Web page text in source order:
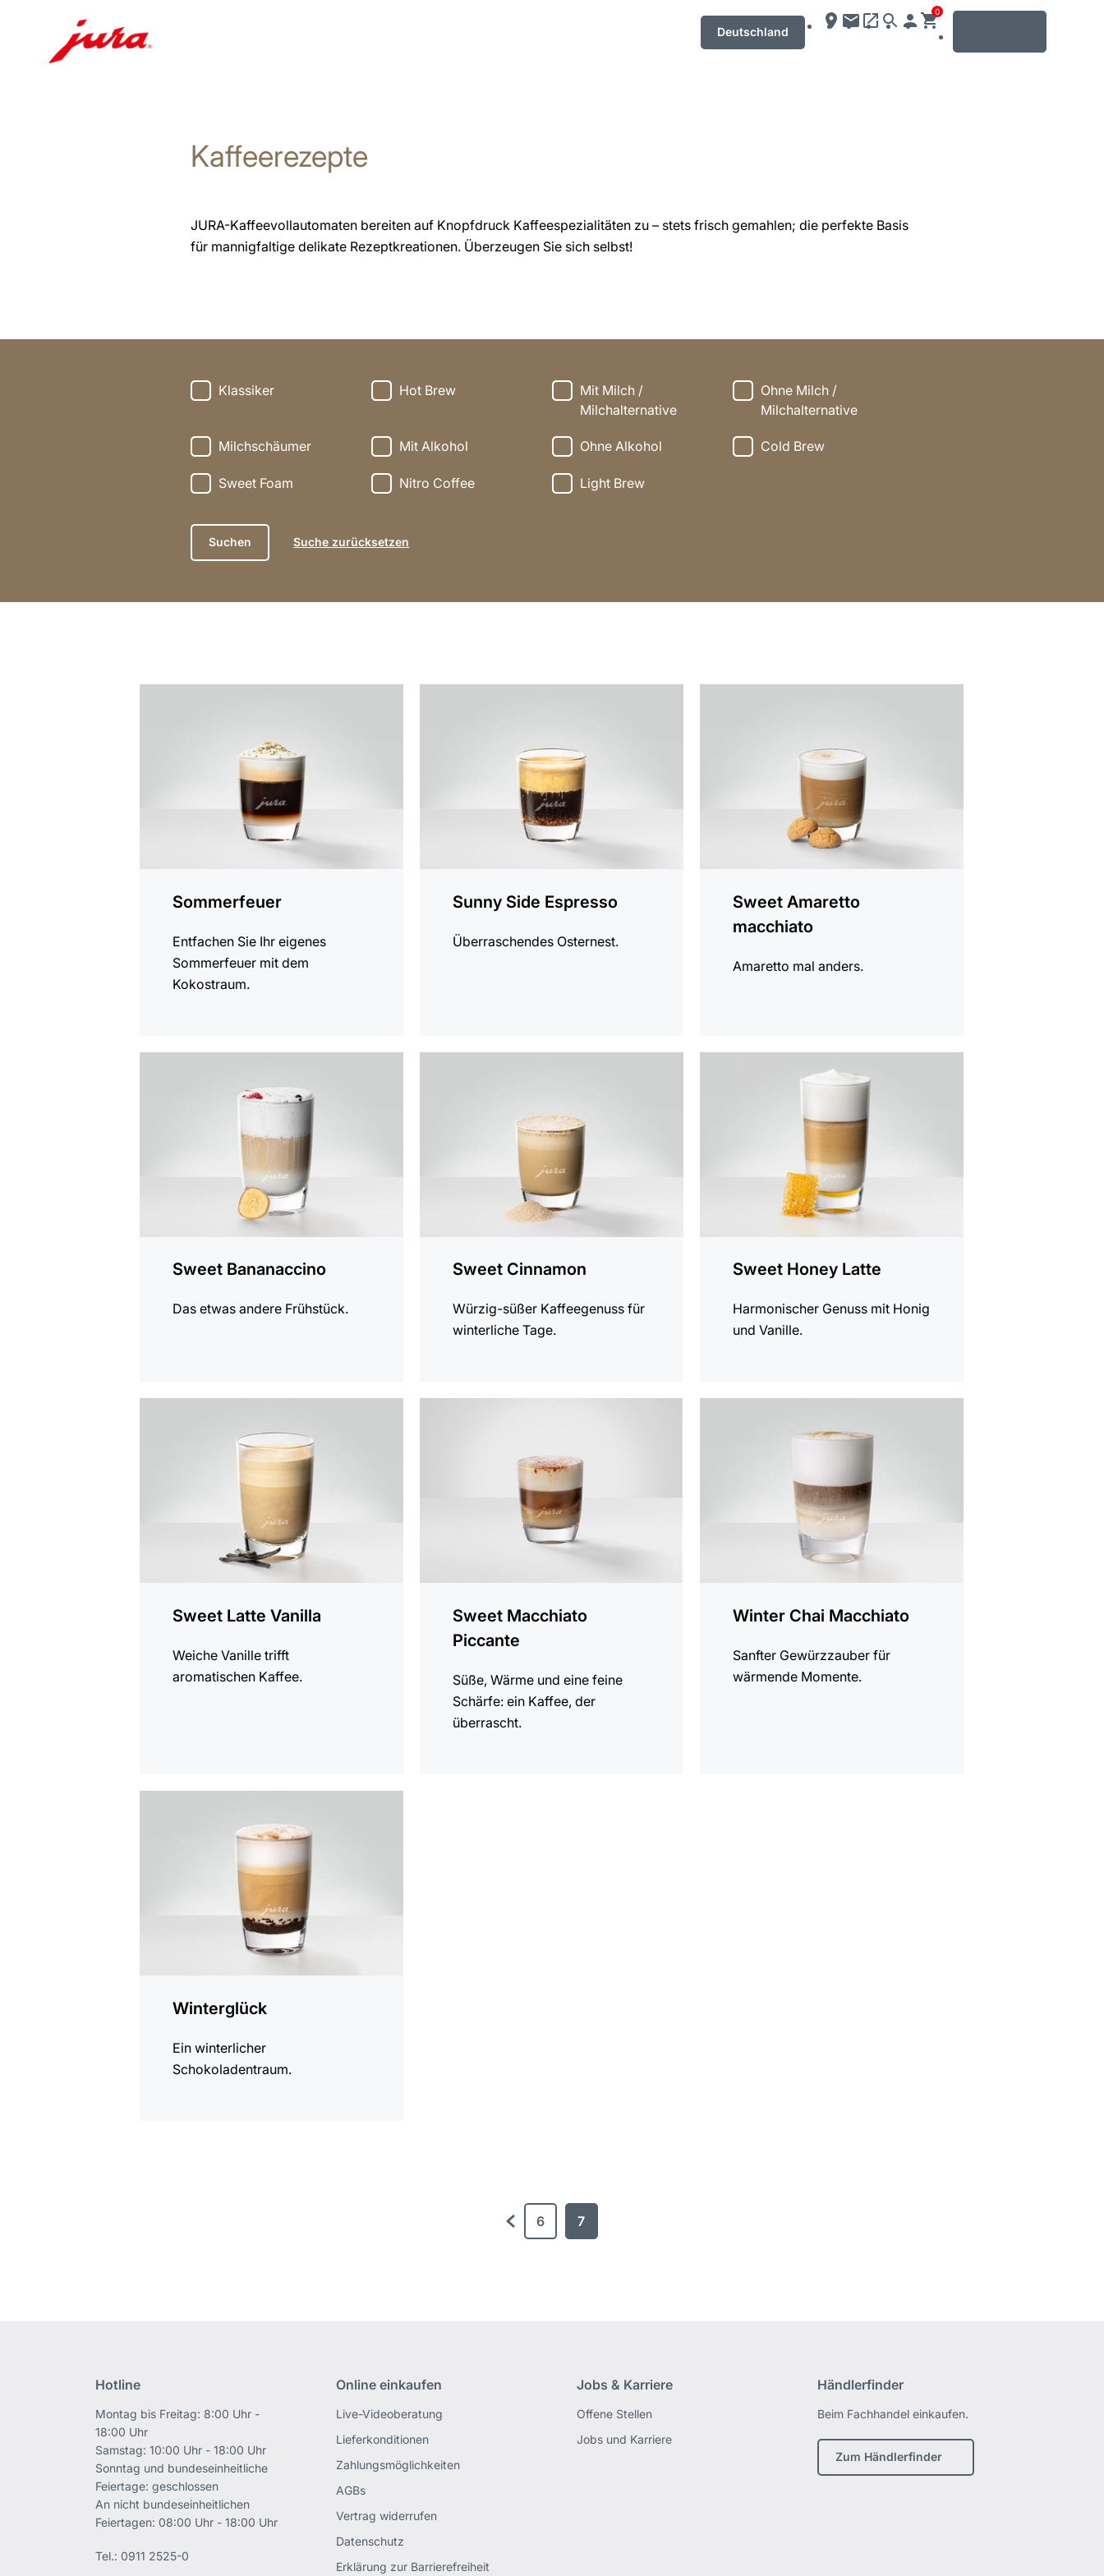
Deutschland
0
Kaffeerezepte
JURA-Kaffeevollautomaten bereiten auf Knopfdruck Kaffeespezialitäten zu – stets frisch gemahlen; die perfekte Basis
für mannigfaltige delikate Rezeptkreationen. Überzeugen Sie sich selbst!
Klassiker Hot Brew
Mit Milch /
Milchalternative
Ohne Milch /
Milchalternative
Milchschäumer Mit Alkohol Ohne Alkohol Cold Brew
Sweet Foam Nitro Coffee Light Brew
Suche zurücksetzen
Sommerfeuer
Entfachen Sie Ihr eigenes
Sommerfeuer mit dem
Kokostraum.
Sunny Side Espresso
Überraschendes Osternest.
Sweet Amaretto
macchiato
Amaretto mal anders.
Sweet Bananaccino
Das etwas andere Frühstück.
Sweet Cinnamon
Würzig-süßer Kaffeegenuss für
winterliche Tage.
Sweet Honey Latte
Harmonischer Genuss mit Honig
und Vanille.
Sweet Latte Vanilla
Weiche Vanille trifft
aromatischen Kaffee.
Sweet Macchiato
Piccante
Süße, Wärme und eine feine
Schärfe: ein Kaffee, der
überrascht.
Winter Chai Macchiato
Sanfter Gewürzzauber für
wärmende Momente.
Winterglück
Ein winterlicher
Schokoladentraum.
zurück
6 7
Hotline
Montag bis Freitag: 8:00 Uhr -
18:00 Uhr
Samstag: 10:00 Uhr - 18:00 Uhr
Sonntag und bundeseinheitliche
Feiertage: geschlossen
An nicht bundeseinheitlichen
Feiertagen: 08:00 Uhr - 18:00 Uhr
Tel.: 0911 2525-0
Online einkaufen
Live-Videoberatung
Lieferkonditionen
Zahlungsmöglichkeiten
AGBs
Vertrag widerrufen
Datenschutz
Erklärung zur Barrierefreiheit
Jobs & Karriere
Offene Stellen
Jobs und Karriere
Händlerfinder
Beim Fachhandel einkaufen.
Zum Händlerfinder